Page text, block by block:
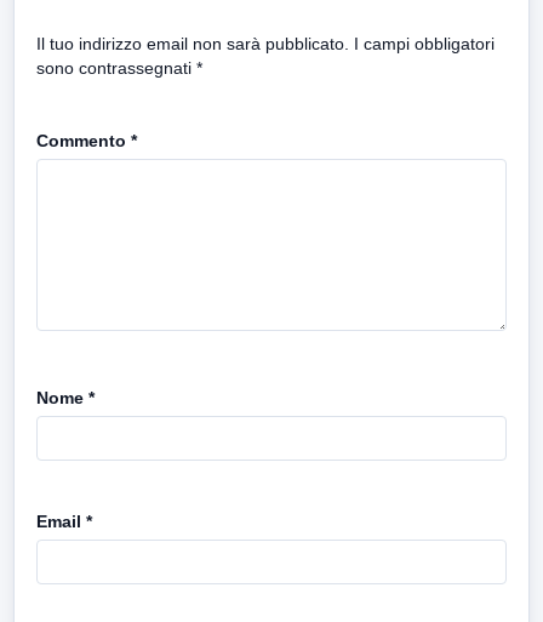
Il tuo indirizzo email non sarà pubblicato. I campi obbligatori
sono contrassegnati *
Commento *
Nome *
Email *